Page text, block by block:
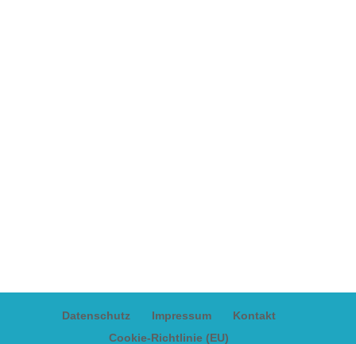
Datenschutz Impressum
Kontakt
Cookie-Richtlinie (EU)